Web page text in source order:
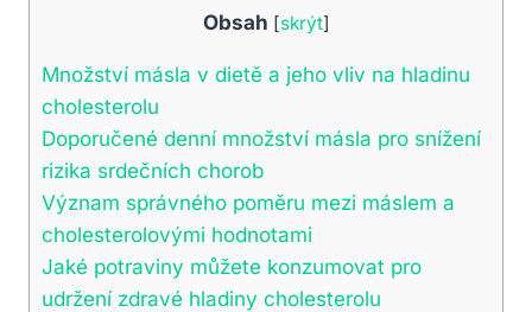
Obsah [skrýt]
Množství másla v dietě a jeho vliv na hladinu
cholesterolu
Doporučené denní množství másla pro snížení
rizika srdečních chorob
Význam správného poměru mezi máslem a
cholesterolovými hodnotami
Jaké potraviny můžete konzumovat pro
udržení zdravé hladiny cholesterolu